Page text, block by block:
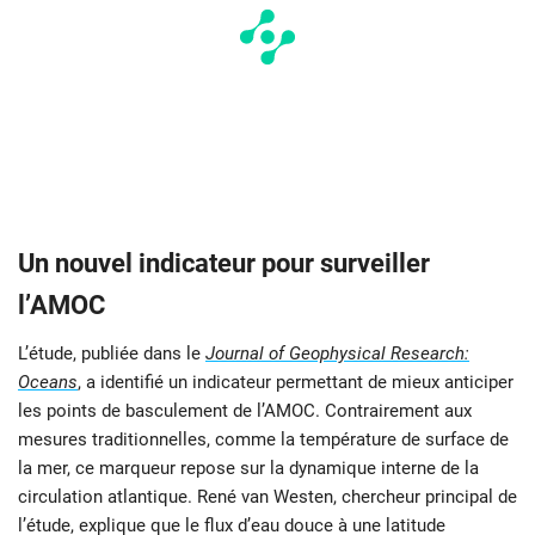
Un nouvel indicateur pour surveiller
l’AMOC
L’étude, publiée dans le Journal of Geophysical Research:
Oceans, a identifié un indicateur permettant de mieux anticiper
les points de basculement de l’AMOC. Contrairement aux
mesures traditionnelles, comme la température de surface de
la mer, ce marqueur repose sur la dynamique interne de la
circulation atlantique. René van Westen, chercheur principal de
l’étude, explique que le flux d’eau douce à une latitude